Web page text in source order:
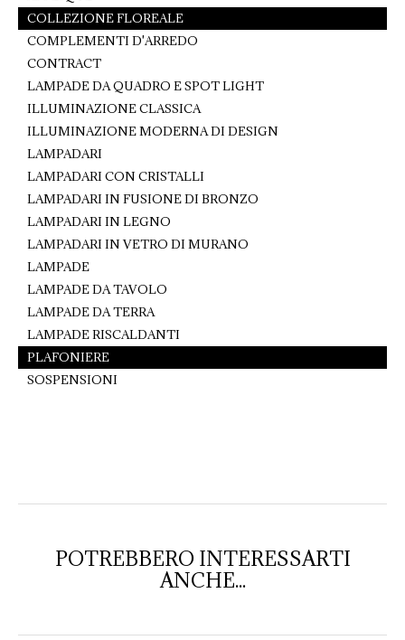
COLLEZIONE FLOREALE
COMPLEMENTI D'ARREDO
CONTRACT
LAMPADE DA QUADRO E SPOT LIGHT
ILLUMINAZIONE CLASSICA
ILLUMINAZIONE MODERNA DI DESIGN
LAMPADARI
LAMPADARI CON CRISTALLI
LAMPADARI IN FUSIONE DI BRONZO
LAMPADARI IN LEGNO
LAMPADARI IN VETRO DI MURANO
LAMPADE
LAMPADE DA TAVOLO
LAMPADE DA TERRA
LAMPADE RISCALDANTI
PLAFONIERE
SOSPENSIONI
POTREBBERO INTERESSARTI
ANCHE...